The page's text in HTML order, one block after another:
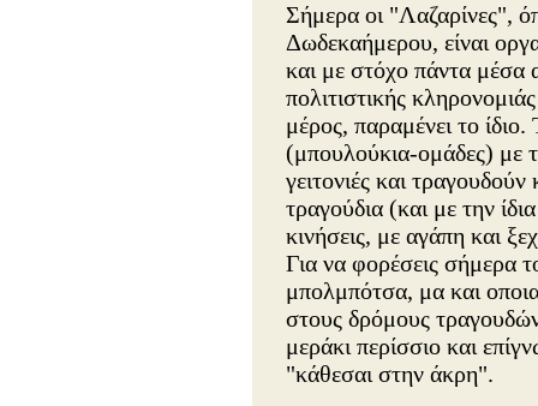
Σήμερα οι "Λαζαρίνες",
Δωδεκαήμερου, είναι
και με στόχο πάντα μέσα
πολιτιστικής
μέρος, παραμένει το
(μπουλούκια-ομάδες) με
γειτονιές και
τραγούδια (και με την
κινήσεις, με αγάπη και
Για να φορέσεις σήμερα
μπολμπότσα, μα και
στους δρόμους
μεράκι περίσσιο και
"κάθεσαι στην άκρη".